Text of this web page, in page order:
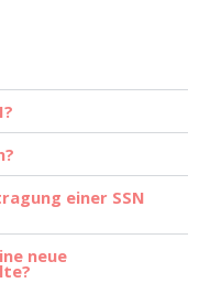
einer SSN
neue